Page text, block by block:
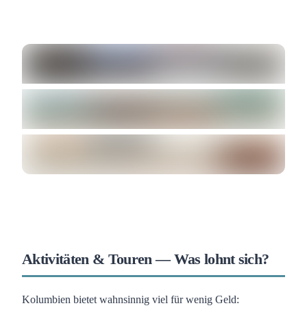
Aktivitäten & Touren — Was lohnt sich?
Kolumbien bietet wahnsinnig viel für wenig Geld: